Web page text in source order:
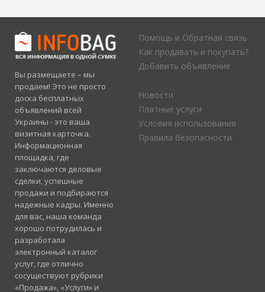
Вы размещаете – мы
продаем! Это не просто
доска бесплатных
объявлений всей
Украины - это ваша
визитная карточка.
Информационная
площадка, где
заключаются деловые
сделки, успешные
продажи и подбираются
надежные кадры. Именно
для вас, наша команда
хорошо потрудилась и
разработала
электронный каталог
услуг, где отлично
сосуществуют рубрики
«Продажа», «Услуги» и
Помощь и Обратная связь
Как продавать и покупать?
Добавить объявление
Новости
Платные услуги
Условия использования
Правила безопасности